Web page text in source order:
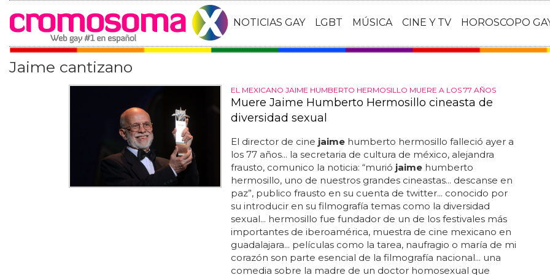
NOTICIAS GAY LGBT MÚSICA CINE Y TV HOROSCOPO
Jaime cantizano
EL MEXICANO JAIME HUMBERTO HERMOSILLO MUERE A LOS 77 AÑOS
Muere Jaime Humberto Hermosillo cineasta de
diversidad sexual
El director de cine jaimehumberto hermosillo falleció ayer a
los 77 años... la secretaria de cultura de méxico, alejandra
frausto, comunico la noticia: “murió jaimehumberto
hermosillo, uno de nuestros grandes cineastas... descanse en
paz”, publico frausto en su cuenta de twitter... conocido por
su introducir en su filmografía temas como la diversidad
sexual... hermosillo fue fundador de un de los festivales más
importantes de iberoamérica, muestra de cine mexicano en
guadalajara... películas como la tarea, naufragio o maría de mi
corazón son parte esencial de la filmografía nacional... una
comedia sobre la madre de un doctor homosexual que